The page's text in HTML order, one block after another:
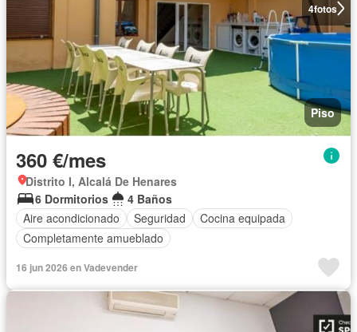
4fotos
Piso
360 €/mes
Distrito I, Alcalá De Henares
6 Dormitorios
4 Baños
Aire acondicionado
Seguridad
Cocina equipada
Completamente amueblado
16 jun 2026 en Vadevender